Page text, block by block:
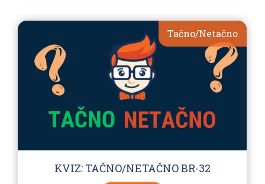
Tačno/Netačno
KVIZ: TAČNO/NETAČNO BR-32